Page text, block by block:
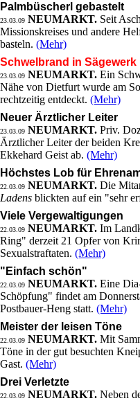
Palmbüscherl gebastelt
23.03.09 NEUMARKT. Seit
Missionskreises und andere
basteln. (Mehr)
Schwelbrand in Sägewerk
23.03.09 NEUMARKT. Ein
Nähe von Dietfurt wurde am
rechtzeitig entdeckt. (Mehr)
Neuer Ärztlicher Leiter
23.03.09 NEUMARKT. Priv.
Ärztlicher Leiter der beiden
Ekkehard Geist ab. (Mehr)
Höchstes Lob für
22.03.09 NEUMARKT. Die
Ladens blickten auf ein "sehr
Viele Vergewaltigungen
22.03.09 NEUMARKT. Im
Ring" derzeit 21 Opfer von
Sexualstraftaten. (Mehr)
"Einfach schön"
22.03.09 NEUMARKT. Eine
Schöpfung" findet am
Postbauer-Heng statt. (Mehr)
Meister der leisen Töne
22.03.09 NEUMARKT. Mit
Töne in der gut besuchten
Gast. (Mehr)
Drei Verletzte
22.03.09 NEUMARKT. Neben